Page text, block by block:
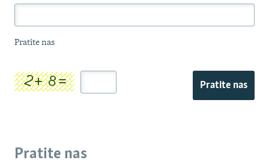
Pratite nas
Pratite nas
Pratite nas